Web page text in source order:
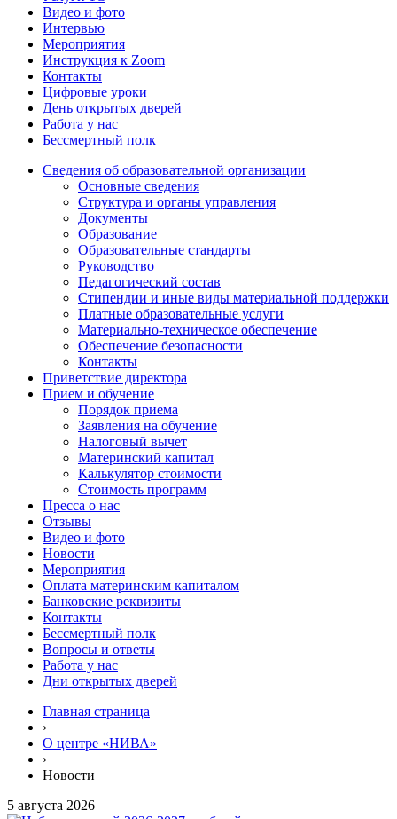
Видео и фото
Интервью
Мероприятия
Инструкция к Zoom
Контакты
Цифровые уроки
День открытых дверей
Работа у нас
Бессмертный полк
Сведения об образовательной организации
Основные сведения
Структура и органы управления
Документы
Образование
Образовательные стандарты
Руководство
Педагогический состав
Стипендии и иные виды материальной поддержки
Платные образовательные услуги
Материально-техническое обеспечение
Обеспечение безопасности
Контакты
Приветствие директора
Прием и обучение
Порядок приема
Заявления на обучение
Налоговый вычет
Материнский капитал
Калькулятор стоимости
Стоимость программ
Пресса о нас
Отзывы
Видео и фото
Новости
Мероприятия
Оплата материнским капиталом
Банковские реквизиты
Контакты
Бессмертный полк
Вопросы и ответы
Работа у нас
Дни открытых дверей
Главная страница
›
О центре «НИВА»
›
Новости
5 августа 2026